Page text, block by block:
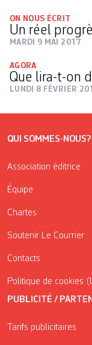
ON NOUS ÉCRIT
Un réel
MARDI 9 MAI 2017
AGORA
Que lira-t-on
LUNDI 8 FÉVRIER
QUI SOMMES-NOUS?
Association éditrice
Équipe
Chartes
Soutenir Le Courrier
Contacts
Politique de cookies
PUBLICITÉ /
Tarifs publicitaires